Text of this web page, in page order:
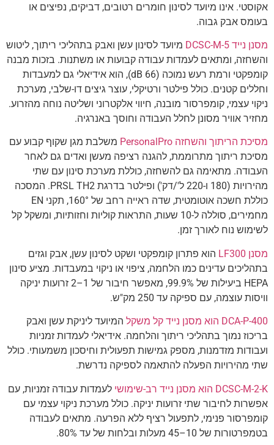
אקוסטי. אינו מיועד לסינון חומרים רטובים, דביקים, נפיצים או
בעומס אבק גבוה.
מסנן נייד DCSC-M-5
מיועד לסינון עשן ואבק בתהליכי ריתוך, ליטוש
והשחזה, ומתאים לעמדות עבודה קבועות או משתנות. בזכות מבנה
קומפקטי ורמת רעש נמוכה (66 dB), הוא אידיאלי גם למעבדות
וחללים קטנים. כולל פילטר ורטיקלי, עוצר גיצים דו-שלבי, מערכת
ניקוי עצמי, קומפרסור מובנה, חיווי אלקטרוני ושליטה נוחה מהזרוע.
מחזיר אוויר מסונן לחלל העבודה וחוסך באנרגיה.
מסיכת הריתוך והשחזה PersonalPro
משלבת מגן שקוף קבוע עם
מסיכת ריתוך מתרוממת, להגנה רציפה מעשן ואדים גם לאחר
העבודה. מתאימה גם להשחזה, כוללת מערכת סינון עם שתי
מהירויות (180 ו-220 ל'/דק') ופילטר בדרגת PRSL TH2. המסכה
כוללת חשכה אוטומטית, שדה ראייה רחב של 160°, תקני EN
מחמירים, סוללה ל-10 שעות, התראות קוליות וחזותיות, ומשקל קל
לשימוש נוח לאורך זמן.
מסנן LF300
הוא פתרון קומפקטי ושקט לסינון עשן, אבק וגזים
בתהליכים עדינים כמו הלחמה, ציפוי או ניקוי במעבדות. מציע סינון
HEPA ביעילות של 99.9%, מאפשר חיבור של 1–2 זרועות יניקה
וויסות עוצמה, עם ספיקה עד 250 מק"ש.
DCA-P-400 הוא מסנן נייד קל משקל
המיועד ליניקת עשן ואבק
בריכוז נמוך בתהליכי ריתוך והלחמה. אידיאלי לעמדות זמניות
ועבודות מזדמנות, מספק גמישות תפעולית וחיסכון משמעותי. כולל
שתי מהירויות הפעלה להתאמה לספיקה נדרשת.
DCSC-M-2-K הוא מסנן נייד רב-שימושי
לעמדות עבודה זמניות, עם
אפשרות לחיבור שתי זרועות יניקה. כולל מערכת ניקוי עצמי עם
קומפרסור פנימי, לתפעול רציף ללא הפרעה. מתאים לעבודה
בטמפרטורות של 10–45 מעלות ובלחות של עד 80%.